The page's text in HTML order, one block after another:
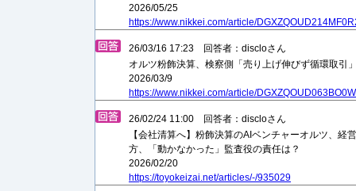
2026/05/25
https://www.nikkei.com/article/
26/03/16 17:23 回答者：discloさん
オルツ粉飾決算、検察側「売り上げ伸びず循環取
2026/03/9
https://www.nikkei.com/article/
26/02/24 11:00 回答者：discloさん
【会社清算へ】粉飾決算のAIベンチャーオルツ、経
方、「動かなかった」監査役の責任は？
2026/02/20
https://toyokeizai.net/articles/-/935029